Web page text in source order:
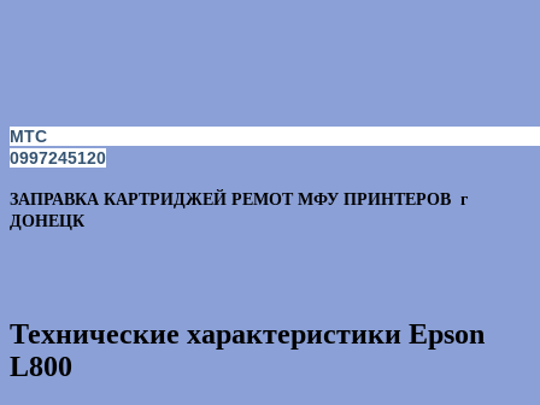
МТС
0997245120
ЗАПРАВКА КАРТРИДЖЕЙ РЕМОТ МФУ ПРИНТЕРОВ г
ДОНЕЦК
Технические характеристики Epson
L800